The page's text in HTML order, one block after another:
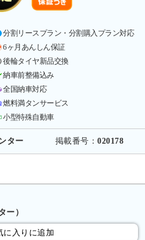
分割リースプラン・分割購入プラン対応
6ヶ月あんしん保証
後輪タイヤ新品交換
納車前整備込み
全国納車対応
燃料満タンサービス
小型特殊自動車
ター 掲載番号：020178
ー）
に入りに追加